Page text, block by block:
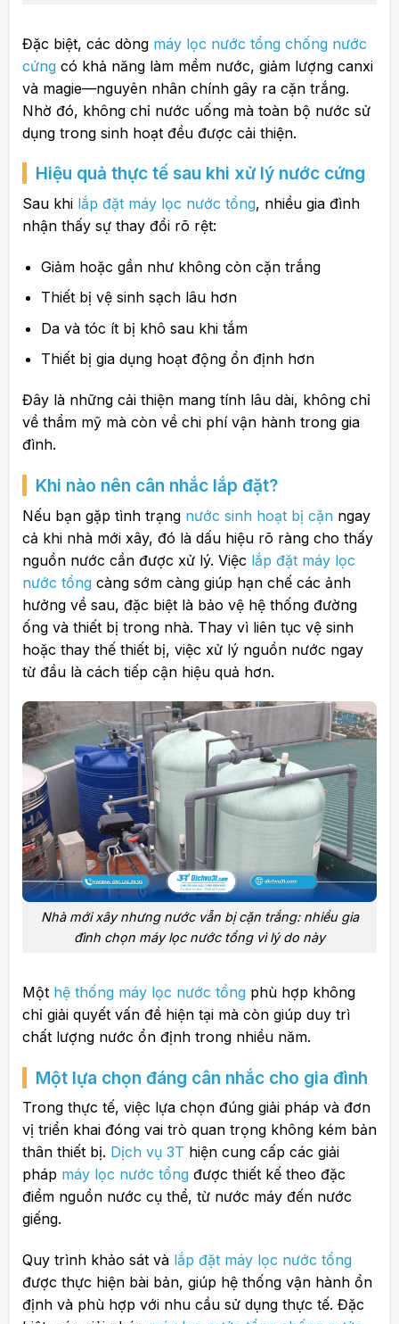
Đặc biệt, các dòng máy lọc nước tổng chống nước
cứngcó khả năng làm mềm nước, giảm lượng canxi
và magie—nguyên nhân chính gây ra cặn trắng.
Nhờ đó, không chỉ nước uống mà toàn bộ nước sử
dụng trong sinh hoạt đều được cải thiện.
Hiệu quả thực tế sau khi xử lý nước cứng
Sau khi lắp đặt máy lọc nước tổng, nhiều gia đình
nhận thấy sự thay đổi rõ rệt:
Giảm hoặc gần như không còn cặn trắng
Thiết bị vệ sinh sạch lâu hơn
Da và tóc ít bị khô sau khi tắm
Thiết bị gia dụng hoạt động ổn định hơn
Đây là những cải thiện mang tính lâu dài, không chỉ
về thẩm mỹ mà còn về chi phí vận hành trong gia
đình.
Khi nào nên cân nhắc lắp đặt?
Nếu bạn gặp tình trạng nước sinh hoạt bị cặnngay
cả khi nhà mới xây, đó là dấu hiệu rõ ràng cho thấy
nguồn nước cần được xử lý. Việc lắp đặt máy lọc
nước tổngcàng sớm càng giúp hạn chế các ảnh
hưởng về sau, đặc biệt là bảo vệ hệ thống đường
ống và thiết bị trong nhà. Thay vì liên tục vệ sinh
hoặc thay thế thiết bị, việc xử lý nguồn nước ngay
từ đầu là cách tiếp cận hiệu quả hơn.
Nhà mới xây nhưng nước vẫn bị cặn trắng: nhiều gia
đình chọn máy lọc nước tổng vì lý do này
Một hệ thống máy lọc nước tổngphù hợp không
chỉ giải quyết vấn đề hiện tại mà còn giúp duy trì
chất lượng nước ổn định trong nhiều năm.
Một lựa chọn đáng cân nhắc cho gia đình
Trong thực tế, việc lựa chọn đúng giải pháp và đơn
vị triển khai đóng vai trò quan trọng không kém bản
thân thiết bị. Dịch vụ 3T hiện cung cấp các giải
pháp máy lọc nước tổngđược thiết kế theo đặc
điểm nguồn nước cụ thể, từ nước máy đến nước
giếng.
Quy trình khảo sát và lắp đặt máy lọc nước tổng
được thực hiện bài bản, giúp hệ thống vận hành ổn
định và phù hợp với nhu cầu sử dụng thực tế. Đặc